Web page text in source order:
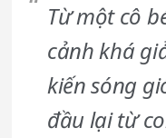
Từ một cô
cảnh khá
kiến sóng
đầu lại từ